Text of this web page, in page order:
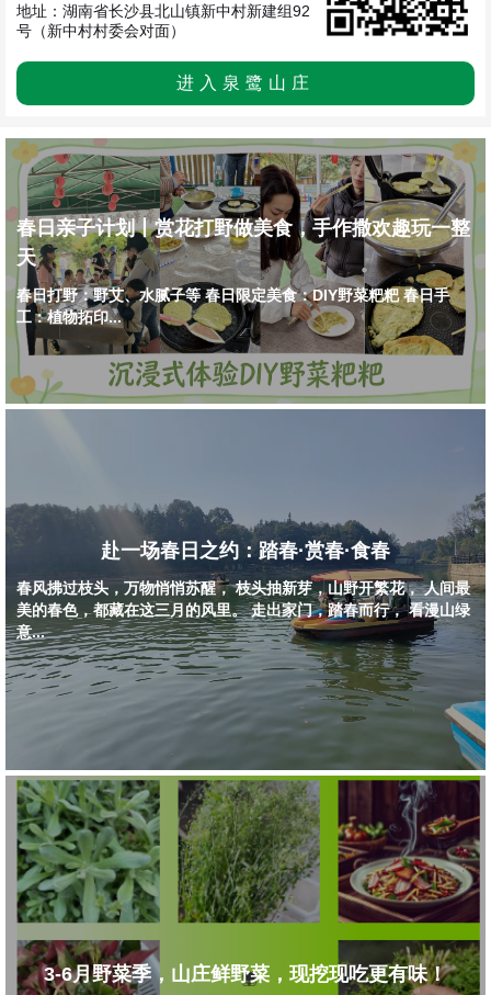
地址：湖南省长沙县北山镇新中村新建组92
号（新中村村委会对面）
进入泉鹭山庄
春日亲子计划丨赏花打野做美食，手作撒欢趣玩一整
天
春日打野：野艾、水腻子等 春日限定美食：DIY野菜粑粑 春日手
工：植物拓印...
赴一场春日之约：踏春·赏春·食春
春风拂过枝头，万物悄悄苏醒， 枝头抽新芽，山野开繁花， 人间最
美的春色，都藏在这三月的风里。 走出家门，踏春而行， 看漫山绿
意...
3-6月野菜季，山庄鲜野菜，现挖现吃更有味！